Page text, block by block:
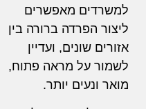
למשרדים מאפשרים
ליצור הפרדה ברורה בין
אזורים שונים, ועדיין
לשמור על מראה פתוח,
מואר ונעים יותר.